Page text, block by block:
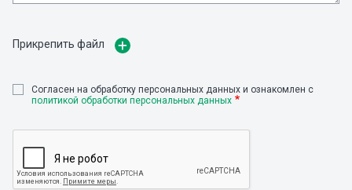
Прикрепить файл
Cогласен на обработку персональных данных и ознакомлен с
политикой обработки персональных данных